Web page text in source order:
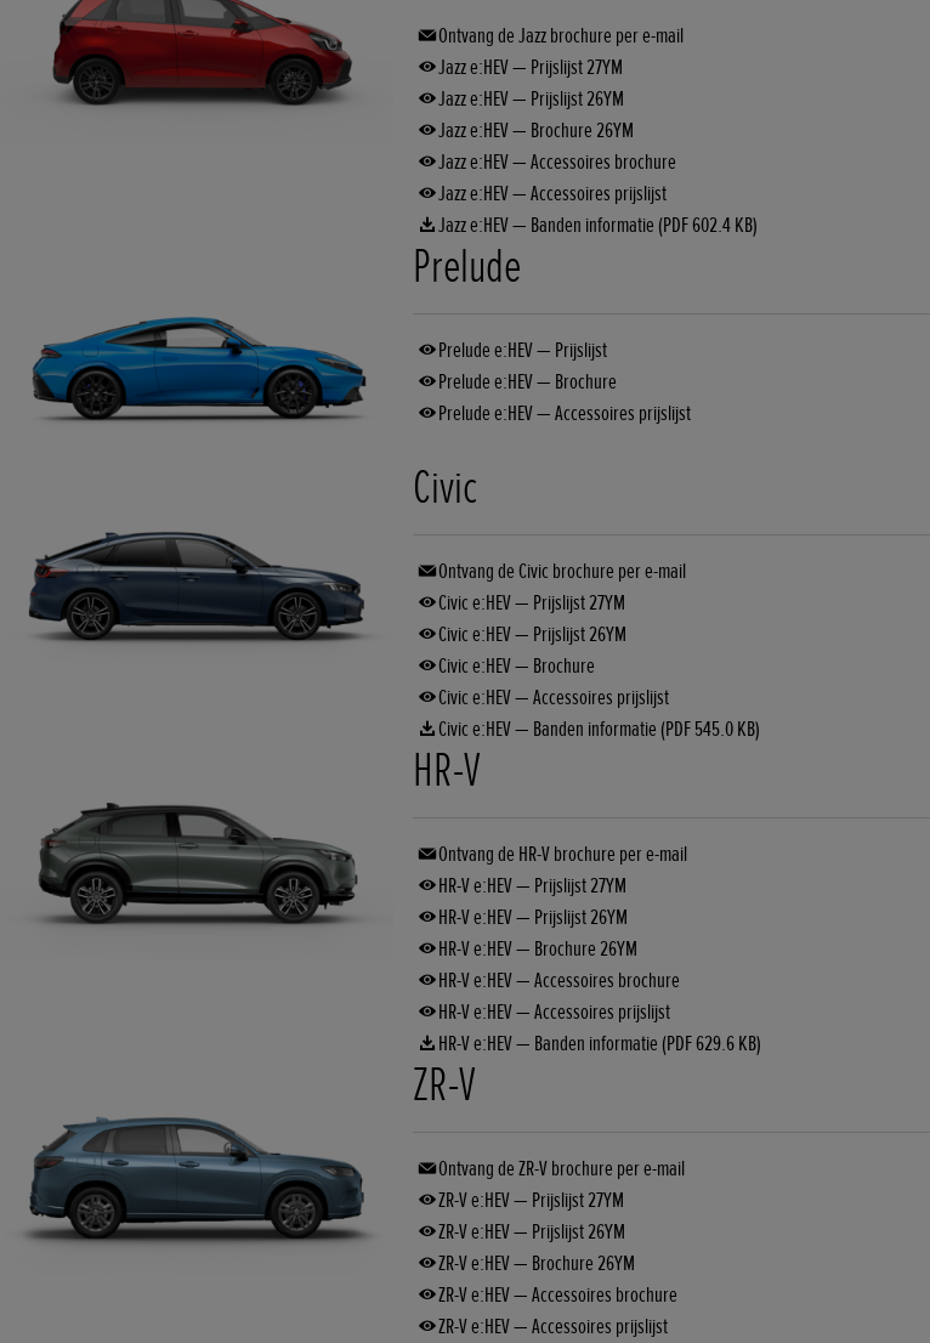
Ontvang de Jazz brochure per e-mail
Jazz e:HEV — Prijslijst 27YM
Jazz e:HEV — Prijslijst 26YM
Jazz e:HEV — Brochure 26YM
Jazz e:HEV — Accessoires brochure
Jazz e:HEV — Accessoires prijslijst
Jazz e:HEV — Banden informatie (PDF 602.4 KB)
Prelude
Prelude e:HEV — Prijslijst
Prelude e:HEV — Brochure
Prelude e:HEV — Accessoires prijslijst
Civic
Ontvang de Civic brochure per e-mail
Civic e:HEV — Prijslijst 27YM
Civic e:HEV — Prijslijst 26YM
Civic e:HEV — Brochure
Civic e:HEV — Accessoires prijslijst
Civic e:HEV — Banden informatie (PDF 545.0 KB)
HR-V
Ontvang de HR-V brochure per e-mail
HR-V e:HEV — Prijslijst 27YM
HR-V e:HEV — Prijslijst 26YM
HR-V e:HEV — Brochure 26YM
HR-V e:HEV — Accessoires brochure
HR-V e:HEV — Accessoires prijslijst
HR-V e:HEV — Banden informatie (PDF 629.6 KB)
ZR-V
Ontvang de ZR-V brochure per e-mail
ZR-V e:HEV — Prijslijst 27YM
ZR-V e:HEV — Prijslijst 26YM
ZR-V e:HEV — Brochure 26YM
ZR-V e:HEV — Accessoires brochure
ZR-V e:HEV — Accessoires prijslijst